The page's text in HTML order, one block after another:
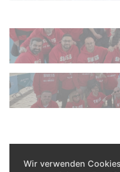
Wir verwenden